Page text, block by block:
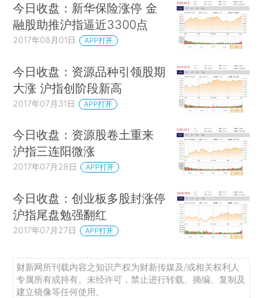
今日收盘：新华保险涨停 金
融股助推沪指逼近3300点
2017年08月01日 APP打开
今日收盘：资源品种引领股期
大涨 沪指创阶段新高
2017年07月31日 APP打开
今日收盘：资源股卷土重来
沪指三连阳微涨
2017年07月28日 APP打开
今日收盘：创业板多股封涨停
沪指尾盘勉强翻红
2017年07月27日 APP打开
财新网所刊载内容之知识产权为财新传媒及/或相关权利人
专属所有或持有。未经许可，禁止进行转载、摘编、复制及
建立镜像等任何使用。